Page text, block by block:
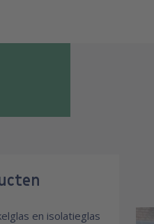
en isolatieglas